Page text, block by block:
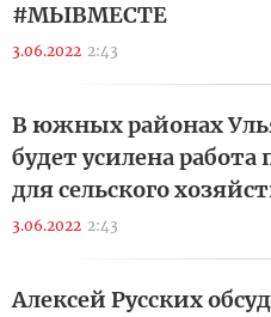
#МЫВМЕСТЕ
3.06.2022 2:43
В южных районах
будет усилена
для сельского
3.06.2022 2:43
Алексей Русских